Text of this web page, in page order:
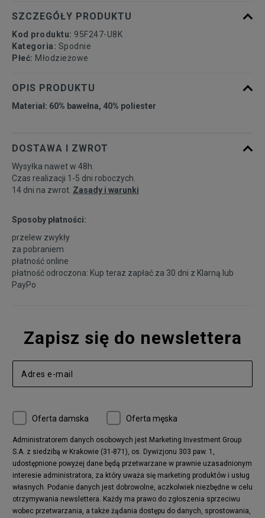
SZCZEGÓŁY PRODUKTU
Kod produktu: 95F247-U8K
Kategoria: Spodnie
Płeć: Młodzieżowe
OPIS PRODUKTU
Materiał: 60% bawełna, 40% poliester
DOSTAWA I ZWROT
Wysyłka nawet w 48h.
Czas realizacji 1-5 dni roboczych.
14 dni na zwrot. Zasady i warunki
Sposoby płatności:
przelew zwykły
za pobraniem
płatność online
płatność odroczona: Kup teraz zapłać za 30 dni z Klarną lub
PayPo
Zapisz się do newslettera
Oferta damska Oferta męska
Administratorem danych osobowych jest Marketing Investment Group
S.A. z siedzibą w Krakowie (31-871), os. Dywizjonu 303 paw. 1,
udostępnione powyżej dane będą przetwarzane w prawnie uzasadnionym
interesie administratora, za który uważa się marketing produktów i usług
własnych. Podanie danych jest dobrowolne, aczkolwiek niezbędne w celu
otrzymywania newslettera. Każdy ma prawo do zgłoszenia sprzeciwu
wobec przetwarzania, a także żądania dostępu do danych, sprostowania,